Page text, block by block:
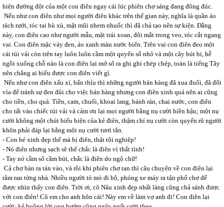
hiện đường đột của một con điên ngay cái lúc phiên chợ sáng đang đông đúc.
Nếu như con điên như mọi người điên khác trên thế gian này, nghĩa là quần áo
rách rưới, tóc tai bù xù, mặt mũi nhem nhuốc thì đã chả tạo nên sự kiện. Đằng
này, con điên cao như người mẫu, mặt trái xoan, đôi mắt trong veo, tóc cắt ngang
vai. Con điên mặc váy đen, áo xanh màu nước biển. Trên vai con điên đeo một
cái túi vải còn trên tay luôn luôn cầm một quyển sổ nhỏ và một cây bút bi, hễ
ngồi xuống chỗ nào là con điên lại mở sổ ra ghi ghi chép chép, toàn là tiếng Tây
nên chẳng ai hiểu được con điên viết gì.
Nếu như con điên xấu xí, bẩn thỉu thì những người bán hàng đã xua đuổi, đã đốt
vía để tránh sự đen đủi cho việc bán hàng nhưng con điên xinh quá nên ai cũng
cho tiền, cho quà. Tiền, cam, chuối, khoai lang, bánh rán, chai nước, con điên
cho tất vào chiếc túi vải và cảm ơn lại mọi người bằng nụ cười hiền hậu; một nụ
cười không một chút biểu hiện của kẻ điên, thậm chí nụ cười còn quyến rũ người
khôn phải đáp lại bằng một nụ cười tươi tắn.
- Con bé xinh đẹp thế mà bị điên, thật tội nghiệp!
- Nó điên nhưng sạch sẽ thế chắc là điên vì thất tình!
- Tay nó cầm sổ cầm bút, chắc là điên do ngộ chữ!
Cả chợ bàn ra tán vào, và rồi khi phiên chợ tan thì câu chuyện về con điên lại
râm ran từng nhà. Nhiều người tò mò đi bộ, phóng xe máy ra tận phố chợ để
được nhìn thấy con điên. Trời ơi, cô Nâu xinh đẹp nhất làng cũng chả sánh được
với con điên! Cô em cho anh hôn cái! Này em về làm vợ anh đi! Con điên lại